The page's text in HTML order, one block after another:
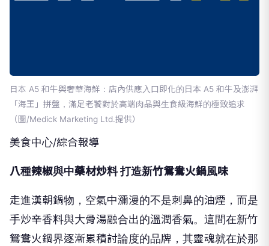
日本 A5 和牛與奢華海鮮：店內供應入口即化的日本 A5 和牛及澎湃
「海王」拼盤，滿足老饕對於高端肉品與生食級海鮮的極致追求
（圖/Medick Marketing Ltd.提供）
美食中心/綜合報導
八種辣椒與中藥材炒料 打造新竹鴛鴦火鍋風味
走進漢朝鍋物，空氣中瀰漫的不是刺鼻的油煙，而是
手炒辛香料與大骨湯融合出的溫潤香氣。這間在新竹
鴛鴦火鍋界逐漸累積討論度的品牌，其靈魂就在於那